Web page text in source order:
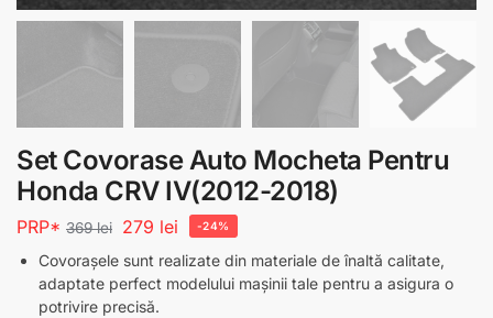
Set Covorase Auto Mocheta Pentru
Honda CRV IV(2012-2018)
PRP* 369lei 279 lei -24%
Covorașele sunt realizate din materiale de înaltă calitate,
adaptate perfect modelului mașinii tale pentru a asigura o
potrivire precisă.